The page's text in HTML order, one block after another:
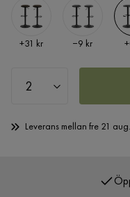
Pris
+31 kr Pris
−9 kr +
Leverans mellan fre 21